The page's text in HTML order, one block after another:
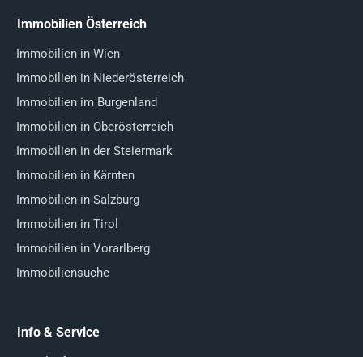
Immobilien Österreich
Immobilien in Wien
Immobilien in Niederösterreich
Immobilien im Burgenland
Immobilien in Oberösterreich
Immobilien in der Steiermark
Immobilien in Kärnten
Immobilien in Salzburg
Immobilien in Tirol
Immobilien in Vorarlberg
Immobiliensuche
Info & Service